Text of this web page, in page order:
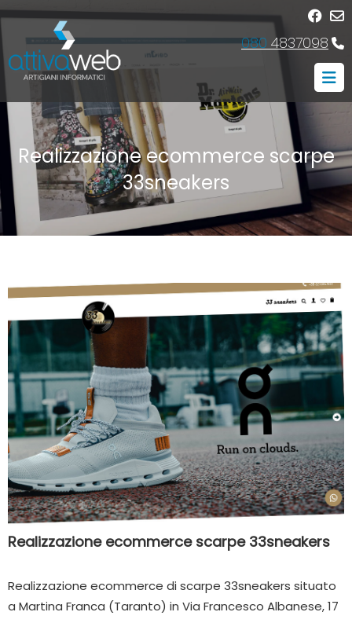
080 4837098
Realizzazione ecommerce scarpe
33sneakers
Realizzazione ecommerce scarpe 33sneakers
Realizzazione ecommerce di scarpe 33sneakers situato
a Martina Franca (Taranto) in Via Francesco Albanese, 17